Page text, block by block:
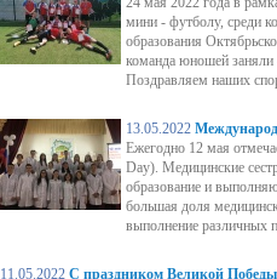
мини - футболу, среди
образования
команда юношей
Поздравляем наших
13.05.2022
Ежегодно 12 мая
Day). Медицинские
образование и
большая доля
выполнение различных
11.05.2022 С праздником Великой